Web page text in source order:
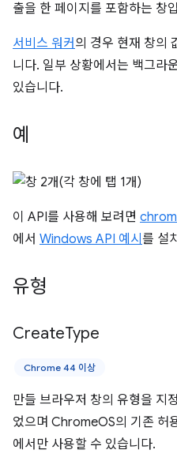
출을 한 페이지를 포함하는 창
서비스 워커 의 경우 현재 창의
니다. 일부 상황에서는 백그라
있습니다.
예
이 API를 사용해 보려면
에서 Windows API 예시 를 설
유형
CreateType
Chrome 44 이상
만들 브라우저 창의 유형을 지
었으며 ChromeOS의 기존 허
에서만 사용할 수 있습니다.